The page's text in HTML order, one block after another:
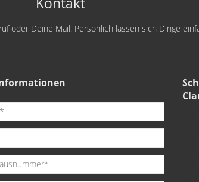
oder Deine Mail. Persönlich lassen sich Dinge